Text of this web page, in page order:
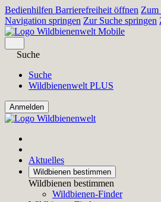
Bedienhilfen Barrierefreiheit öffnen Zum
Navigation springen Zur Suche springen
Suche
Suche
Wildbienenwelt PLUS
Aktuelles
Wildbienen bestimmen
Wildbienen bestimmen
Wildbienen-Finder